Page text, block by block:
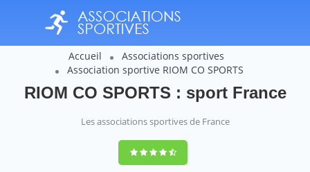
Accueil
Associations sportives
Association sportive RIOM CO SPORTS
RIOM CO SPORTS : sport France
Les associations sportives de France